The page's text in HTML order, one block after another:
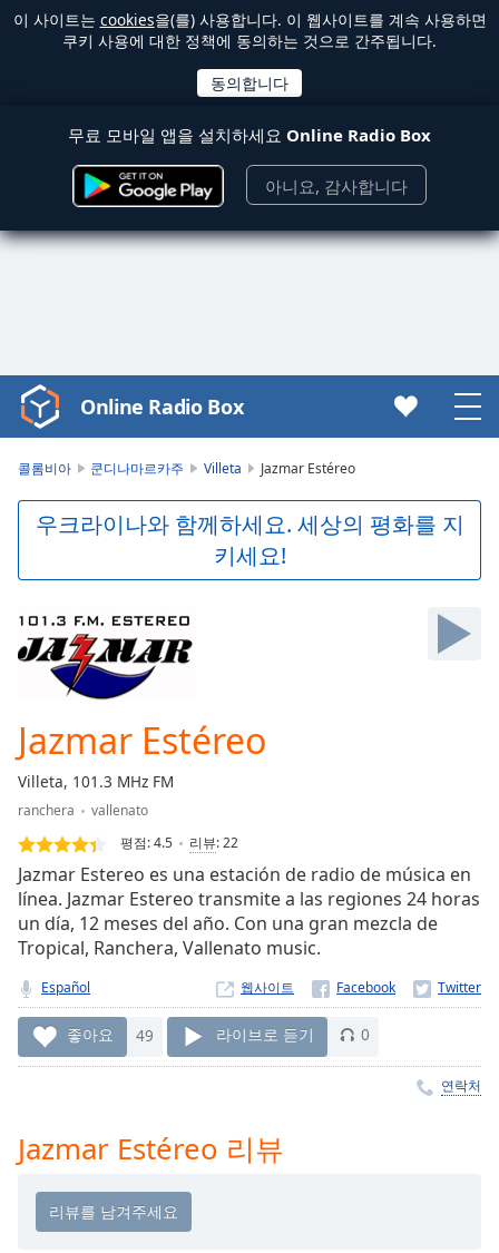
이 사이트는 cookies을(를) 사용합니다. 이 웹사이트를 계속 사용하면
쿠키 사용에 대한 정책에 동의하는 것으로 간주됩니다.
무료 모바일 앱을 설치하세요 Online Radio Box
아니요, 감사합니다
Video
Player
Play
Video
Skip
Skip
Forward
Mute
Current
Duration
Loaded:
0.00%
Stream
Type
Seek to
live,
currently
behind
live LIVE
Remaining
Time-
Chapters
Chapters
Online Radio Box
콜롬비아 쿤디나마르카주 Villeta Jazmar Estéreo
우크라이나와 함께하세요. 세상의 평화를 지
키세요!
Jazmar Estéreo
Villeta, 101.3 MHz FM
ranchera
vallenato
평점:4.5 리뷰:22
Jazmar Estereo es una estación de radio de música en
línea. Jazmar Estereo transmite a las regiones 24 horas
un día, 12 meses del año. Con una gran mezcla de
Tropical, Ranchera, Vallenato music.
Español 웹사이트
좋아요 49 라이브로 듣기 0
연락처
Jazmar Estéreo 리뷰